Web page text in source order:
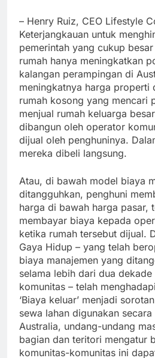
– Henry Ruiz, CEO Lifestyle
Keterjangkauan untuk
pemerintah yang cukup
rumah hanya meningkatkan
kalangan perampingan di
meningkatnya harga properti
rumah kosong yang mencari
menjual rumah keluarga
dibangun oleh operator
dijual oleh penghuninya.
mereka dibeli langsung.
Atau, di bawah model biaya
ditangguhkan, penghuni
harga di bawah harga pasar,
membayar biaya kepada
ketika rumah tersebut dijual.
Gaya Hidup – yang telah
biaya manajemen yang
selama lebih dari dua
komunitas – telah
‘Biaya keluar’ menjadi
sewa lahan digunakan
Australia, undang-undang
bagian dan teritori mengatur
komunitas-komunitas ini